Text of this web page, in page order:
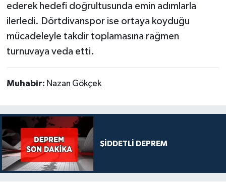
ederek hedefi doğrultusunda emin adımlarla
ilerledi. Dörtdivanspor ise ortaya koyduğu
mücadeleyle takdir toplamasına rağmen
turnuvaya veda etti.
Muhabir: Nazan Gökçek
ŞİDDETLİ DEPREM